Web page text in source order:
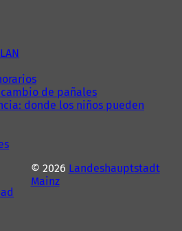
de pañales
donde los niños pueden
© 2026 Landeshauptstadt
Mainz